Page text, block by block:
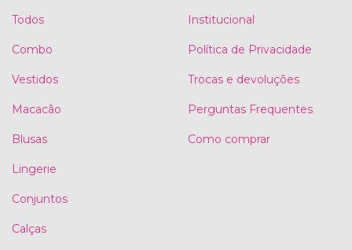
Todos
Combo
Vestidos
Macacão
Blusas
Lingerie
Conjuntos
Calças
Institucional
Política de Privacidade
Trocas e devoluções
Perguntas Frequentes
Como comprar